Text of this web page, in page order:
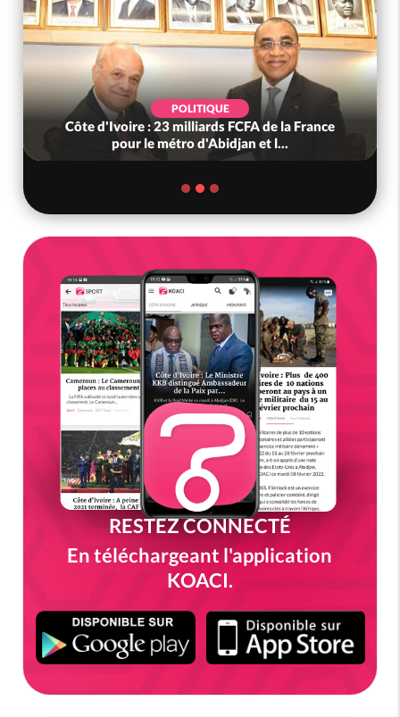
POLITIQUE
Côte d'Ivoire : 23 milliards FCFA de la France
pour le métro d'Abidjan et l...
RESTEZ CONNECTÉ
En téléchargeant l'application
KOACI.